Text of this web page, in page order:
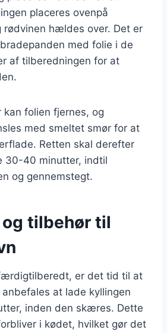
placeres ovenpå
rødvinen hældes over. Det er
med folie i de
af tilberedningen for at
folien fjernes, og
med smeltet smør for at
Retten skal derefter
30-40 minutter, indtil
og gennemstegt.
tilbehør til
er det tid til at
at lade kyllingen
inden den skæres. Dette
i kødet, hvilket gør det